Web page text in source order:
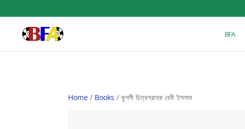
BFA
Home / Books / কুশলী চিত্রগ্রাহক বেবী ইসলাম